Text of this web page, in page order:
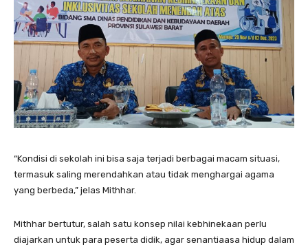
“Kondisi di sekolah ini bisa saja terjadi berbagai macam situasi,
termasuk saling merendahkan atau tidak menghargai agama
yang berbeda,” jelas Mithhar.
Mithhar bertutur, salah satu konsep nilai kebhinekaan perlu
diajarkan untuk para peserta didik, agar senantiaasa hidup dalam